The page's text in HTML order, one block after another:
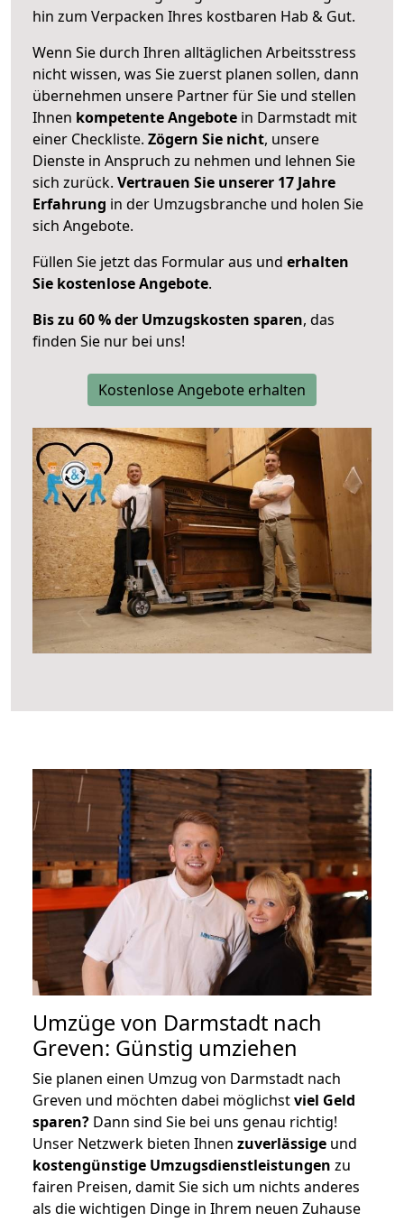
hin zum Verpacken Ihres kostbaren Hab & Gut.
Wenn Sie durch Ihren alltäglichen Arbeitsstress
nicht wissen, was Sie zuerst planen sollen, dann
übernehmen unsere Partner für Sie und stellen
Ihnen kompetente Angebote in Darmstadt mit
einer Checkliste. Zögern Sie nicht, unsere
Dienste in Anspruch zu nehmen und lehnen Sie
sich zurück. Vertrauen Sie unserer 17 Jahre
Erfahrung in der Umzugsbranche und holen Sie
sich Angebote.
Füllen Sie jetzt das Formular aus und erhalten
Sie kostenlose Angebote.
Bis zu 60 % der Umzugskosten sparen, das
finden Sie nur bei uns!
Kostenlose Angebote erhalten
Umzüge von Darmstadt nach
Greven: Günstig umziehen
Sie planen einen Umzug von Darmstadt nach
Greven und möchten dabei möglichstviel Geld
sparen? Dann sind Sie bei uns genau richtig!
Unser Netzwerk bieten Ihnen zuverlässige und
kostengünstige Umzugsdienstleistungen zu
fairen Preisen, damit Sie sich um nichts anderes
als die wichtigen Dinge in Ihrem neuen Zuhause